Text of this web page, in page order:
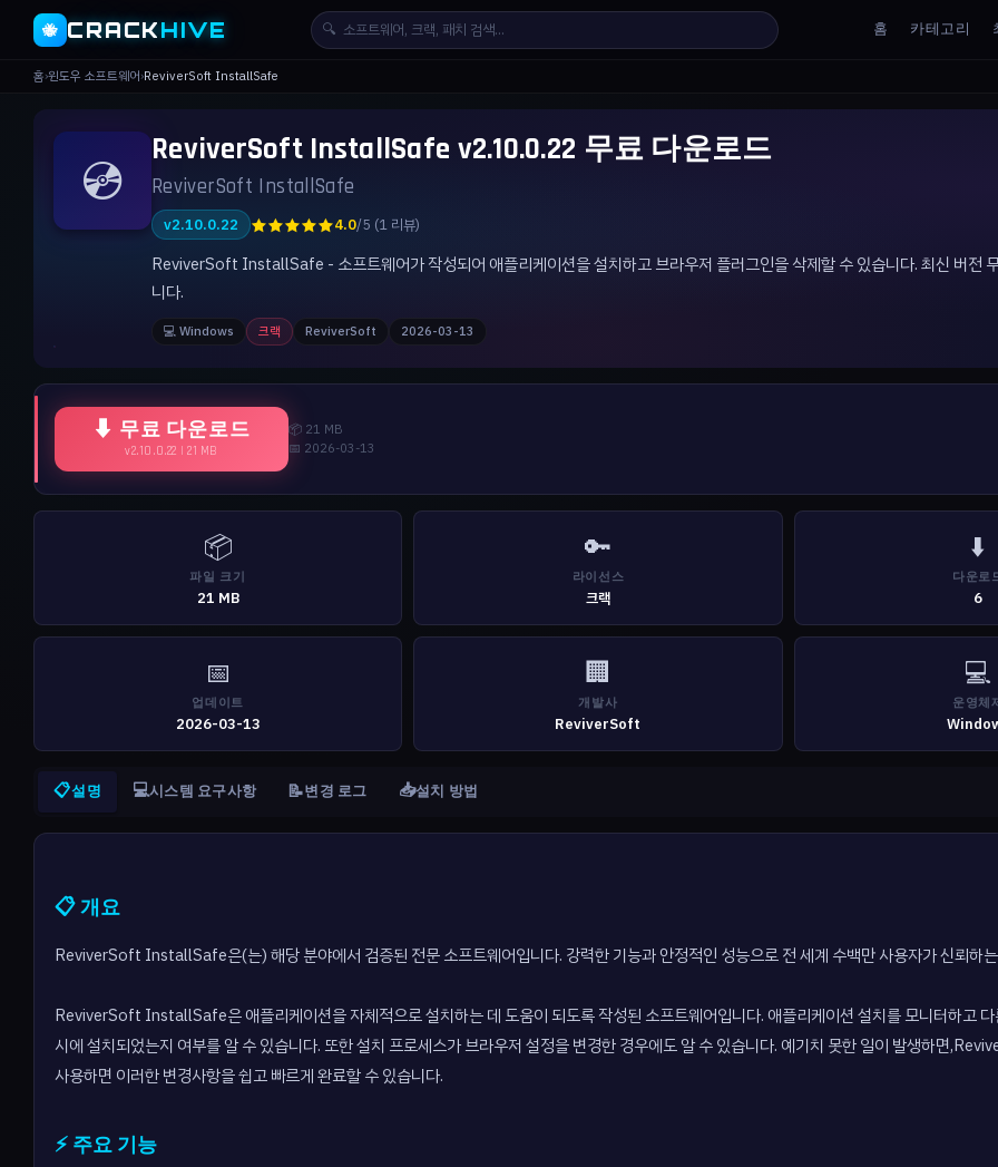
🐝 CRACKHIVE 🔍 홈 카테고리
홈›윈도우 소프트웨어›ReviverSoft InstallSafe
💿 ReviverSoft InstallSafe v2.10.0.22 무료 다운로드
ReviverSoft InstallSafe
v2.10.0.22 ★★★★★4.0/5 (1 리뷰)
ReviverSoft InstallSafe - 소프트웨어가 작성되어 애플리케이션을 설치하고 브라우저 플러그인을 삭제할 수 있습니다. 최신 버전
니다.
💻 Windows 크랙 ReviverSoft 2026-03-13
⬇ 무료 다운로드
v2.10.0.22 | 21 MB
📦 21 MB
📅 2026-03-13
📦
파일 크기
21 MB
🔑
라이선스
크랙
⬇️
다운로
6
📅
업데이트
2026-03-13
🏢
개발사
ReviverSoft
💻
운영체제
📋설명 💻시스템 요구사항 📝변경 로그 📥설치 방법
📋 개요
ReviverSoft InstallSafe은(는) 해당 분야에서 검증된 전문 소프트웨어입니다. 강력한 기능과 안정적인 성능으로 전 세계 수백만 사용자가 신뢰하
ReviverSoft InstallSafe은 애플리케이션을 자체적으로 설치하는 데 도움이 되도록 작성된 소프트웨어입니다. 애플리케이션 설치를 모니터하고
시에 설치되었는지 여부를 알 수 있습니다. 또한 설치 프로세스가 브라우저 설정을 변경한 경우에도 알 수 있습니다. 예기치 못한 일이 발생하면
사용하면 이러한 변경사항을 쉽고 빠르게 완료할 수 있습니다.
⚡ 주요 기능